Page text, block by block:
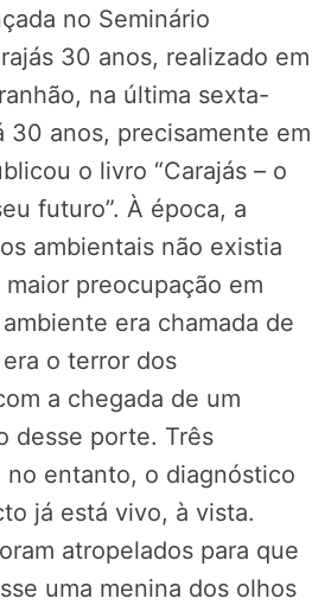
no Seminário
30 anos, realizado em
na última sexta-
30 anos, precisamente em
o livro “Carajás – o
futuro”. À época, a
ambientais não existia
preocupação em
era chamada de
era o terror dos
a chegada de um
desse porte. Três
no entanto, o diagnóstico
já está vivo, à vista.
atropelados para que
uma menina dos olhos